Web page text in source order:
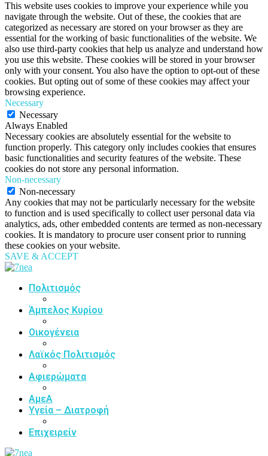
This website uses cookies to improve your experience while you
navigate through the website. Out of these, the cookies that are
categorized as necessary are stored on your browser as they are
essential for the working of basic functionalities of the website. We
also use third-party cookies that help us analyze and understand how
you use this website. These cookies will be stored in your browser
only with your consent. You also have the option to opt-out of these
cookies. But opting out of some of these cookies may affect your
browsing experience.
Necessary
Necessary
Always Enabled
Necessary cookies are absolutely essential for the website to
function properly. This category only includes cookies that ensures
basic functionalities and security features of the website. These
cookies do not store any personal information.
Non-necessary
Non-necessary
Any cookies that may not be particularly necessary for the website
to function and is used specifically to collect user personal data via
analytics, ads, other embedded contents are termed as non-necessary
cookies. It is mandatory to procure user consent prior to running
these cookies on your website.
SAVE & ACCEPT
Πολιτισμός
Άμπελος Κυρίου
Οικογένεια
Λαϊκός Πολιτισμός
Αφιερώματα
ΑμεΑ
Υγεία – Διατροφή
Επιχειρείν